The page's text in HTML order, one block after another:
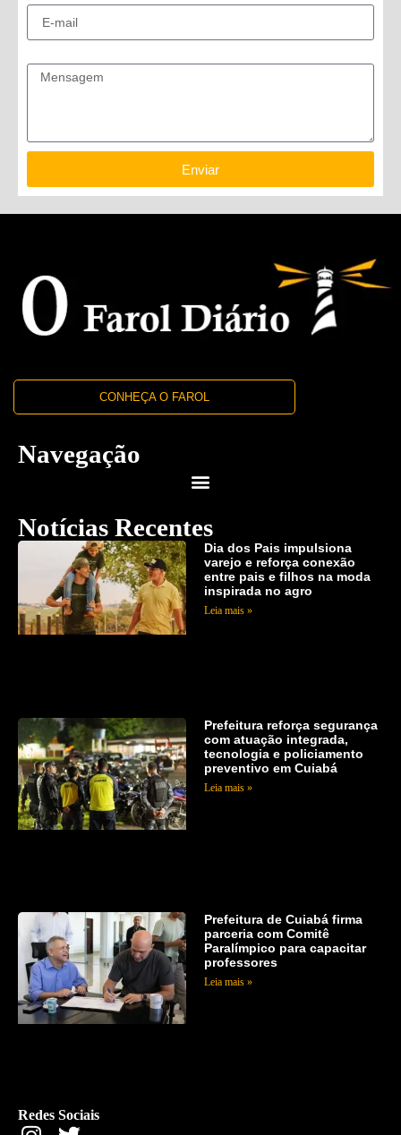
Enviar
CONHEÇA O FAROL
Navegação
Notícias Recentes
Dia dos Pais impulsiona
varejo e reforça conexão
entre pais e filhos na moda
inspirada no agro
Leia mais »
Prefeitura reforça segurança
com atuação integrada,
tecnologia e policiamento
preventivo em Cuiabá
Leia mais »
Prefeitura de Cuiabá firma
parceria com Comitê
Paralímpico para capacitar
professores
Leia mais »
Redes Sociais